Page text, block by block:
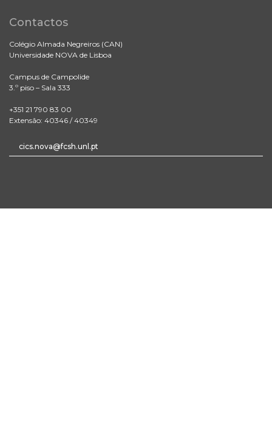
Contactos
Colégio Almada Negreiros (CAN)
Universidade NOVA de Lisboa
Campus de Campolide
3.º piso – Sala 333
+351 21 790 83 00
Extensão: 40346 / 40349
cics.nova@fcsh.unl.pt